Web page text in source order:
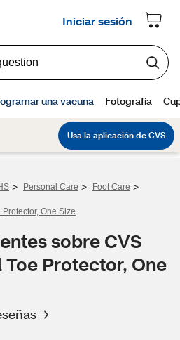
> Personal Care > Foot Care >
One Size
sobre CVS
Toe Protector, One